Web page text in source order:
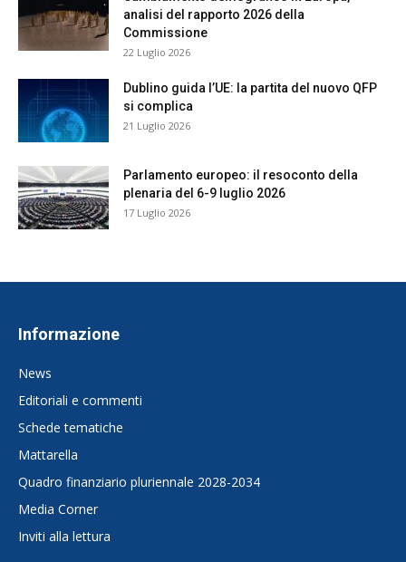
analisi del rapporto 2026 della
Commissione
22 Luglio 2026
Dublino guida l’UE: la partita del nuovo QFP
si complica
21 Luglio 2026
Parlamento europeo: il resoconto della
plenaria del 6-9 luglio 2026
17 Luglio 2026
Informazione
News
Editoriali e commenti
Schede tematiche
Mattarella
Quadro finanziario pluriennale 2028-2034
Media Corner
Inviti alla lettura